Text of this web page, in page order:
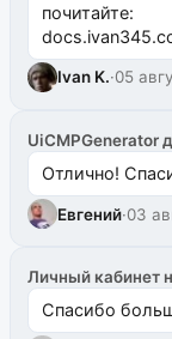
почитайте:
ms2galleryphp
Ivan K.·05
UiCMPGenerator
Отлично!
Евгений·03
Личный кабинет
Спасибо